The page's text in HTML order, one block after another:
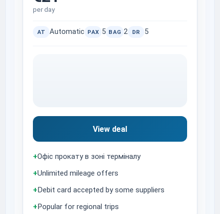
per day
AT Automatic PAX 5 BAG 2 DR 5
View deal
+Офіс прокату в зоні терміналу
+Unlimited mileage offers
+Debit card accepted by some suppliers
+Popular for regional trips